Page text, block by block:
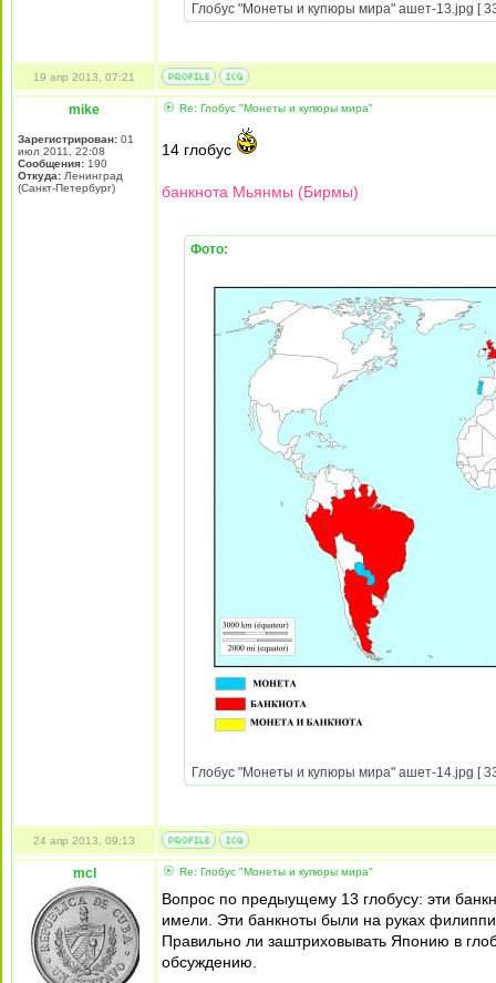
Глобус "Монеты и купюры мира" ашет-13.jpg [
19 апр 2013, 07:21
mike
Зарегистрирован: 01
июл 2011, 22:08
Сообщения: 190
Откуда: Ленинград
(Санкт-Петербург)
Re: Глобус "Монеты и купюры мира"
14 глобус
банкнота Мьянмы (Бирмы)
Фото:
Глобус "Монеты и купюры мира" ашет-14.jpg [
24 апр 2013, 09:13
mcl Re: Глобус "Монеты и купюры мира"
Вопрос по предыущему 13 глобусу: эти
имели. Эти банкноты были на руках
Правильно ли заштриховывать Японию в
обсуждению.